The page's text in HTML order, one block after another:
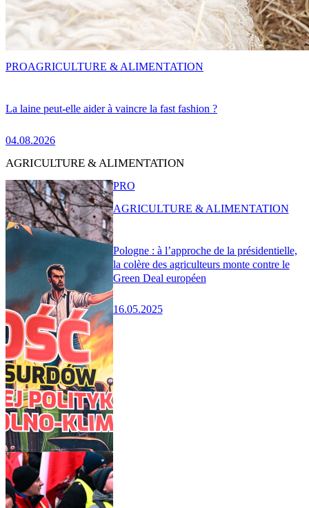
La laine peut-elle aider à vaincre la fast fashion ?
04.08.2026
PROAGRICULTURE & ALIMENTATION
AGRICULTURE & ALIMENTATION
Pologne : à l’approche de la présidentielle,
la colère des agriculteurs monte contre le
Green Deal européen
16.05.2025
PRO
AGRICULTURE & ALIMENTATION